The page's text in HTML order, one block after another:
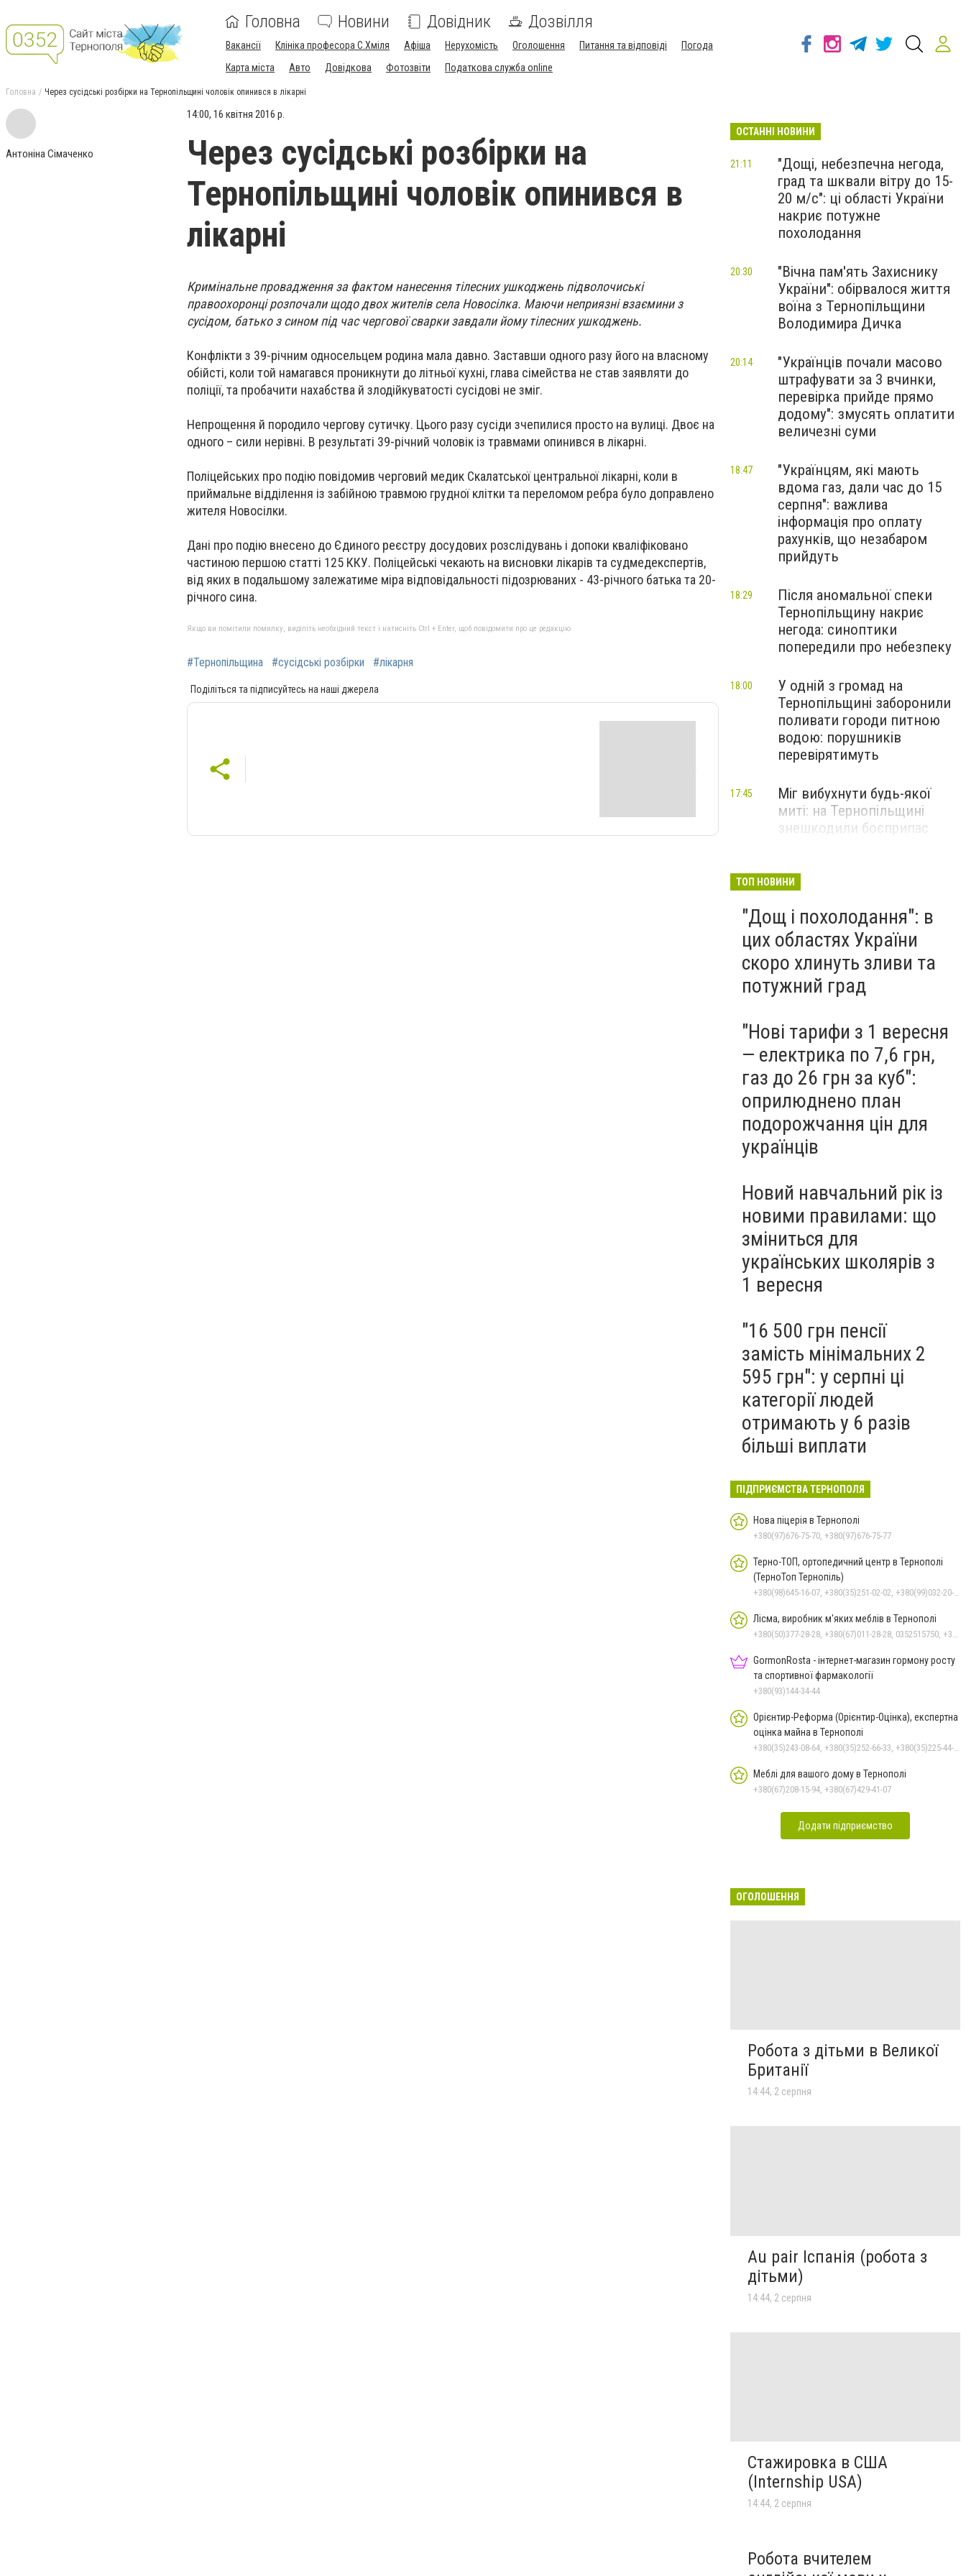
Головна Новини Довідник Дозвілля
Вакансії Клініка професора С.Хміля Афіша Нерухомість Оголошення Питання та відповіді
Погода
Карта міста
Авто Довідкова Фотозвіти Податкова служба online
Головна Через сусідські розбірки на Тернопільщині чоловік опинився в лікарні
Антоніна Сімаченко
14:00, 16 квітня 2016 р.
Через сусідські розбірки на
Тернопільщині чоловік опинився в
лікарні
Кримінальне провадження за фактом нанесення тілесних ушкоджень підволочиські
правоохоронці розпочали щодо двох жителів села Новосілка. Маючи неприязні взаємини з
сусідом, батько з сином під час чергової сварки завдали йому тілесних ушкоджень.
Конфлікти з 39-річним односельцем родина мала давно. Заставши одного разу його на власному
обійсті, коли той намагався проникнути до літньої кухні, глава сімейства не став заявляти до
поліції, та пробачити нахабства й злодійкуватості сусідові не зміг.
Непрощення й породило чергову сутичку. Цього разу сусіди зчепилися просто на вулиці. Двоє на
одного – сили нерівні. В результаті 39-річний чоловік із травмами опинився в лікарні.
Поліцейських про подію повідомив черговий медик Скалатської центральної лікарні, коли в
приймальне відділення із забійною травмою грудної клітки та переломом ребра було доправлено
жителя Новосілки.
Дані про подію внесено до Єдиного реєстру досудових розслідувань і допоки кваліфіковано
частиною першою статті 125 ККУ. Поліцейські чекають на висновки лікарів та судмедекспертів,
від яких в подальшому залежатиме міра відповідальності підозрюваних - 43-річного батька та 20-
річного сина.
Якщо ви помітили помилку, виділіть необхідний текст і натисніть Ctrl + Enter, щоб повідомити про це редакцію
#Тернопільщина #сусідські розбірки #лікарня
Поділіться та підписуйтесь на наші джерела
ОСТАННІ НОВИНИ
"Дощі, небезпечна негода,
град та шквали вітру до 15-
20 м/с": ці області України
накриє потужне
похолодання
21:11
"Вічна пам'ять Захиснику
України": обірвалося життя
воїна з Тернопільщини
Володимира Дичка
20:30
"Українців почали масово
штрафувати за 3 вчинки,
перевірка прийде прямо
додому": змусять оплатити
величезні суми
20:14
"Українцям, які мають
вдома газ, дали час до 15
серпня": важлива
інформація про оплату
рахунків, що незабаром
прийдуть
18:47
Після аномальної спеки
Тернопільщину накриє
негода: синоптики
попередили про небезпеку
18:29
У одній з громад на
Тернопільщині заборонили
поливати городи питною
водою: порушників
перевірятимуть
18:00
Міг вибухнути будь-якої
миті: на Тернопільщині
знешкодили боєприпас
17:45
моторошної ДТП на
постраждалих - дитина
(ФОТО)
ТОП НОВИНИ
"Дощ і похолодання": в
цих областях України
скоро хлинуть зливи та
потужний град
"Нові тарифи з 1 вересня
— електрика по 7,6 грн,
газ до 26 грн за куб":
оприлюднено план
подорожчання цін для
українців
Новий навчальний рік із
новими правилами: що
зміниться для
українських школярів з
1 вересня
"16 500 грн пенсії
замість мінімальних 2
595 грн": у серпні ці
категорії людей
отримають у 6 разів
більші виплати
ПІДПРИЄМСТВА ТЕРНОПОЛЯ
Нова піцерія в Тернополі
+380(97)676-75-70, +380(97)676-75-77
Терно-ТОП, ортопедичний центр в Тернополі
(ТерноТоп Тернопіль)
+380(98)645-16-07, +380(35)251-02-02, +380(99)032-20-97
Лісма, виробник м'яких меблів в Тернополі
+380(50)377-28-28, +380(67)011-28-28, 0352515750, +380(50)313-28-28, +380(50)338-27-33, +380(50)377-67-87
GormonRosta - інтернет-магазин гормону росту
та спортивної фармакології
+380(93)144-34-44
Орієнтир-Реформа (Орієнтир-Оцінка), експертна
оцінка майна в Тернополі
+380(35)243-08-64, +380(35)252-66-33, +380(35)225-44-34, +380(97)108-44-83, +380(50)968-62-40
Меблі для вашого дому в Тернополі
+380(67)208-15-94, +380(67)429-41-07
Додати підприємство
ОГОЛОШЕННЯ
Робота з дітьми в Великої
Британії
14:44, 2 серпня
Au pair Іспанія (робота з
дітьми)
14:44, 2 серпня
Стажировка в США
(Internship USA)
14:44, 2 серпня
Робота вчителем